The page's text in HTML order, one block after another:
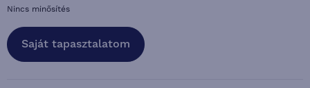
Nincs minősítés
Saját tapasztalatom